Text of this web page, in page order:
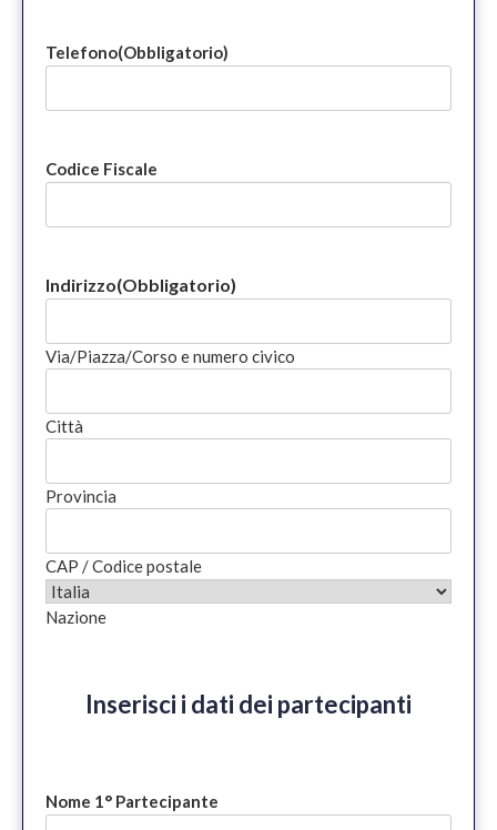
Telefono(Obbligatorio)
Codice Fiscale
Indirizzo(Obbligatorio)
Via/Piazza/Corso e numero civico
Città
Provincia
CAP / Codice postale
Nazione
Inserisci i dati dei partecipanti
Nome 1° Partecipante